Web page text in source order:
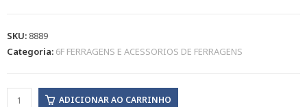
SKU: 8889
Categoria: 6F FERRAGENS E ACESSORIOS DE FERRAGENS
ADICIONAR AO CARRINHO